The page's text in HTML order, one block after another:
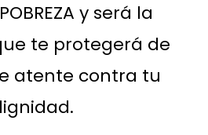
y será la
te protegerá de
atente contra tu